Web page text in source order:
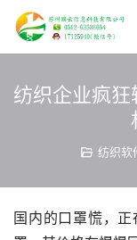
纺织企业疯
纺织软
国内的口罩慌，